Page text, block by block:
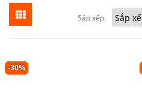
Sắp xếp:
-30%